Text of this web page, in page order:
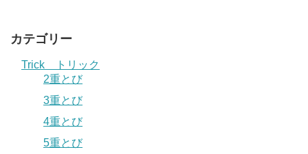
カテゴリー
Trick トリック
2重とび
3重とび
4重とび
5重とび